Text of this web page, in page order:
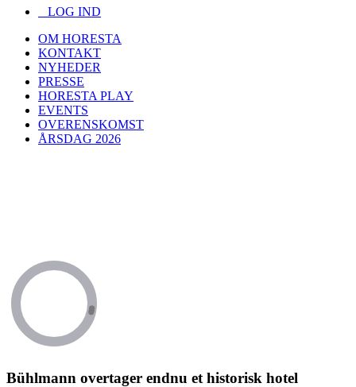
LOG IND
OM HORESTA
KONTAKT
NYHEDER
PRESSE
HORESTA PLAY
EVENTS
OVERENSKOMST
ÅRSDAG 2026
Bühlmann overtager endnu et historisk hotel